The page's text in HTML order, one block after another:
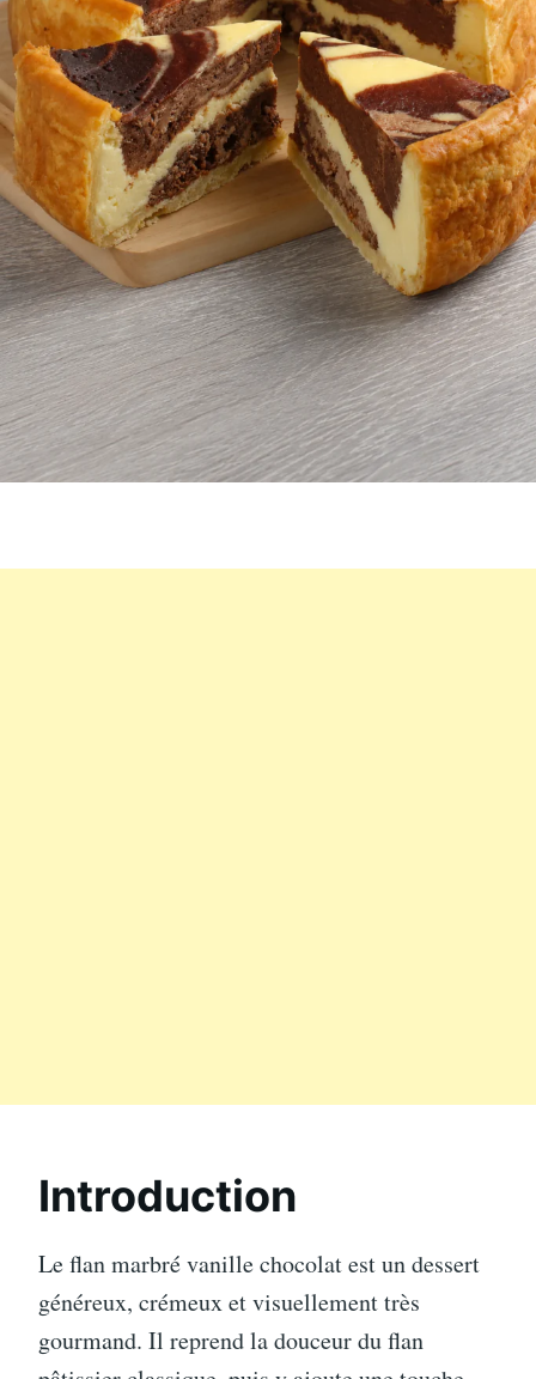
Introduction
Le flan marbré vanille chocolat est un dessert
généreux, crémeux et visuellement très
gourmand. Il reprend la douceur du flan